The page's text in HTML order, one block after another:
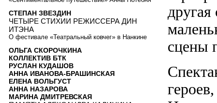
сцены
СТЕПАН ЗВЕЗДИН
ЧЕТЫРЕ СТИХИИ РЕЖИССЕРА ДИН
ИТЭНА
О фестивале «Театральный ковчег» в Нанкине
ОЛЬГА СКОРОЧКИНА
КОЛЛЕКТИВ БТК
РУСЛАН КУДАШОВ
АННА ИВАНОВА-БРАШИНСКАЯ
ЕЛЕНА ВОЛЬГУСТ
АННА НАЗАРОВА
МАРИНА ДМИТРЕВСКАЯ